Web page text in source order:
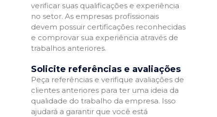
verificar suas qualificações e experiência
no setor. As empresas profissionais
devem possuir certificações reconhecidas
e comprovar sua experiência através de
trabalhos anteriores.
Solicite referências e avaliações
Peça referências e verifique avaliações de
clientes anteriores para ter uma ideia da
qualidade do trabalho da empresa. Isso
ajudará a garantir que você está